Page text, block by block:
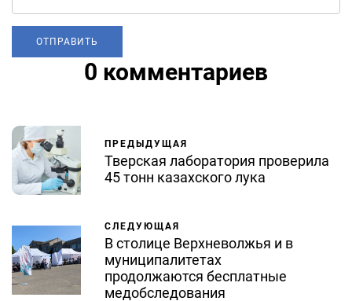
0 комментариев
ПРЕДЫДУЩАЯ
Тверская лаборатория проверила
45 тонн казахского лука
СЛЕДУЮЩАЯ
В столице Верхневолжья и в
муниципалитетах
продолжаются бесплатные
медобследования